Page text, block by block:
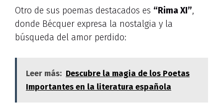
Otro de sus poemas destacados es “Rima XI”,
donde Bécquer expresa la nostalgia y la
búsqueda del amor perdido:
Leer más: Descubre la magia de los Poetas
Importantes en la literatura española